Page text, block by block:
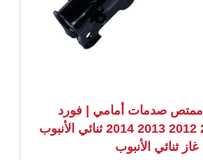
3082527 ممتص صدمات أمامي | فورد
موستانج 2011 2012 2013 2014 ثنائي الأنبوب
غاز ثنائي الأنبوب